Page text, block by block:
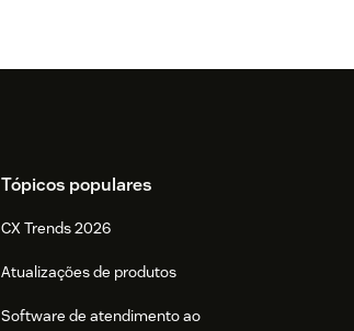
Tópicos populares
CX Trends 2026
Atualizações de produtos
Software de atendimento ao